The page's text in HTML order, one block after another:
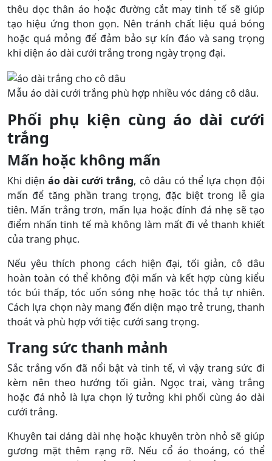
thêu dọc thân áo hoặc đường cắt may tinh tế sẽ giúp
tạo hiệu ứng thon gọn. Nên tránh chất liệu quá bóng
hoặc quá mỏng để đảm bảo sự kín đáo và sang trọng
khi diện áo dài cưới trắng trong ngày trọng đại.
Mẫu áo dài cưới trắng phù hợp nhiều vóc dáng cô dâu.
Phối phụ kiện cùng áo dài cưới
trắng
Mấn hoặc không mấn
Khi diệnáo dài cưới trắng, cô dâu có thể lựa chọn đội
mấn để tăng phần trang trọng, đặc biệt trong lễ gia
tiên. Mấn trắng trơn, mấn lụa hoặc đính đá nhẹ sẽ tạo
điểm nhấn tinh tế mà không làm mất đi vẻ thanh khiết
của trang phục.
Nếu yêu thích phong cách hiện đại, tối giản, cô dâu
hoàn toàn có thể không đội mấn và kết hợp cùng kiểu
tóc búi thấp, tóc uốn sóng nhẹ hoặc tóc thả tự nhiên.
Cách lựa chọn này mang đến diện mạo trẻ trung, thanh
thoát và phù hợp với tiệc cưới sang trọng.
Trang sức thanh mảnh
Sắc trắng vốn đã nổi bật và tinh tế, vì vậy trang sức đi
kèm nên theo hướng tối giản. Ngọc trai, vàng trắng
hoặc đá nhỏ là lựa chọn lý tưởng khi phối cùng áo dài
cưới trắng.
Khuyên tai dáng dài nhẹ hoặc khuyên tròn nhỏ sẽ giúp
gương mặt thêm rạng rỡ. Nếu cổ áo thoáng, có thể